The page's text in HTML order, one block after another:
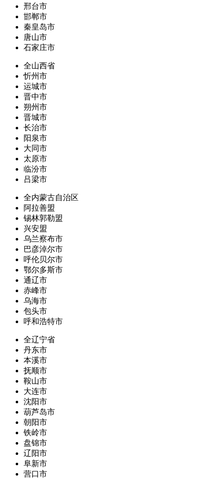
邢台市
邯郸市
秦皇岛市
唐山市
石家庄市
全山西省
忻州市
运城市
晋中市
朔州市
晋城市
长治市
阳泉市
大同市
太原市
临汾市
吕梁市
全内蒙古自治区
阿拉善盟
锡林郭勒盟
兴安盟
乌兰察布市
巴彦淖尔市
呼伦贝尔市
鄂尔多斯市
通辽市
赤峰市
乌海市
包头市
呼和浩特市
全辽宁省
丹东市
本溪市
抚顺市
鞍山市
大连市
沈阳市
葫芦岛市
朝阳市
铁岭市
盘锦市
辽阳市
阜新市
营口市